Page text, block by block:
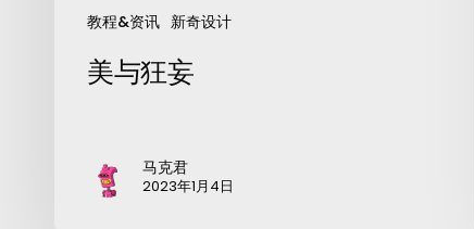
教程&资讯 新奇设计
美与狂妄
马克君
2023年1月4日